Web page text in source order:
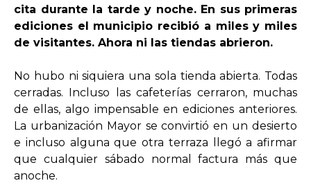
cita durante la tarde y noche. En sus primeras
ediciones el municipio recibió a miles y miles
de visitantes. Ahora ni las tiendas abrieron.
No hubo ni siquiera una sola tienda abierta. Todas
cerradas. Incluso las cafeterías cerraron, muchas
de ellas, algo impensable en ediciones anteriores.
La urbanización Mayor se convirtió en un desierto
e incluso alguna que otra terraza llegó a afirmar
que cualquier sábado normal factura más que
anoche.